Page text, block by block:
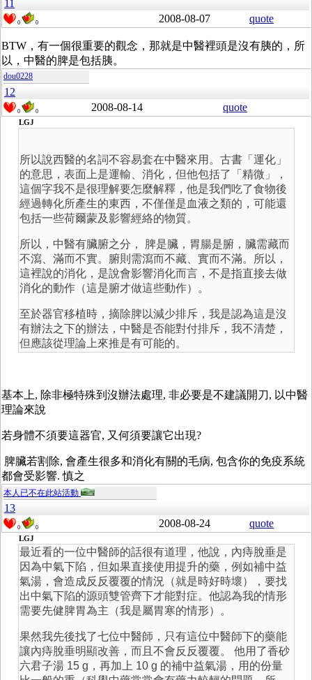
11
0 0 2008-08-07 quote
BTW，有一個很重要的觀念，那就是中醫裡頭是沒有胰的，所
以，中醫的脾是包括胰。
dou0228
12
0 0 2008-08-14 quote
LGJ
所以說西醫的名詞不容易套在中醫來用。古書「運化」
的意思，表面上是運輸、消化，但他包括了「精微」，
這個字我不是很理解要怎麼解釋，他是我們吃了食物後
經過轉化所產生的東西，不僅僅是血液之類的，可能還
包括一些荷爾蒙及影響經絡的物質。
所以，中醫有臟腑之分， 脾是臟，胃腸是腑，臟需藏而
不瀉、滿而不實。腑則需瀉而不藏、實而不滿。所以，
這裡說的消化，是說會影響消化而言，不是指直接去做
消化的動作（這是腑才做這些動作）。
至於器官移植時，摘除脾以減少排斥，我是認為這是沒
有辦法之下的辦法，中醫是否能對付排斥，我不清楚，
但應該從理論上來推是有可能的。
基本上, 除非極特殊到沒辦法處理, 非必要是不建議開刀, 以中醫
理論來說
若身體不須要這器官, 又何須要讓它出現?
脾臟若割除, 會產生很多和消化有關的毛病, 包含你的免疫系統
都會受影響. 慎之
本人已不在此站活動
13
0 0 2008-08-24 quote
LGJ
最近看的一位中醫師的話很有道理，他說，內痔脫垂是
因為中氣下陷，但如果直接使用提升的藥，例如補中益
氣湯，會造成反反覆覆的情況（就是時好時壞），要找
出中氣下陷的源頭雙管齊下才能對症。他認為我的情形
需要先健脾胃為主（我是屬胃寒的情形）。
果然我先後找了七位中醫師，只有這位中醫師下的藥能
讓內痔脫垂明顯改善，而且不會反反覆覆。 他用了香砂
六君子湯 15 g，再加上 10 g 的補中益氣湯，用的份量